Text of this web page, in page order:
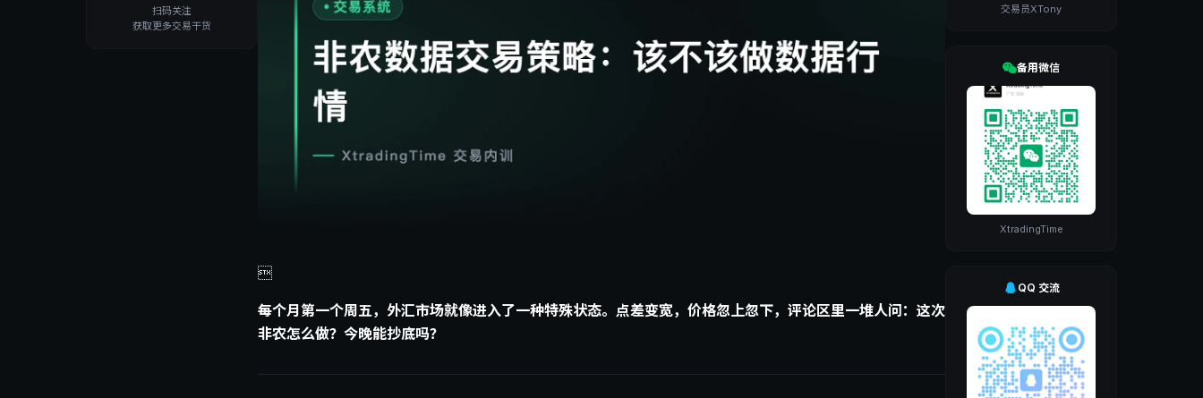
扫码关注
获取更多交易干货

每个月第一个周五，外汇市场就像进入了一种特殊状态。点差变宽，价格忽上忽下，评论区里一堆人问：这次
非农怎么做？今晚能抄底吗？
交易员XTony
备用微信
XtradingTime
QQ 交流